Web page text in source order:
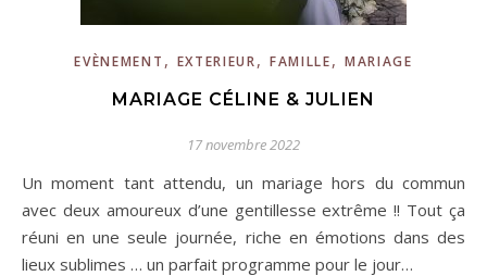
EVÈNEMENT , EXTERIEUR, FAMILLE, MARIAGE
MARIAGE CÉLINE & JULIEN
17 novembre 2022
Un moment tant attendu, un mariage hors du commun
avec deux amoureux d’une gentillesse extrême !! Tout ça
réuni en une seule journée, riche en émotions dans des
lieux sublimes … un parfait programme pour le jour…